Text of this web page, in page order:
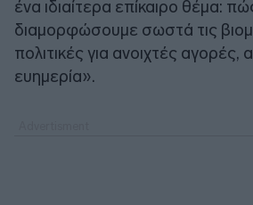
ένα ιδιαίτερα επίκαιρο θέμα:
διαμορφώσουμε σωστά τις
πολιτικές για ανοιχτές αγορές,
ευημερία».